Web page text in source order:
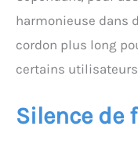
harmonieuse dans
cordon plus long
certains
Silence de